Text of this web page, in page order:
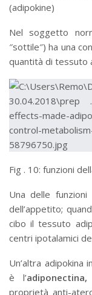
(adipokine)
Nel soggetto
″sottile″) ha una
quantità di tessuto
Fig . 10: funzioni
Una delle
dell’appetito;
cibo il tessuto
centri ipotalamici
Un’altra
è l’adiponectina,
proprietà anti-